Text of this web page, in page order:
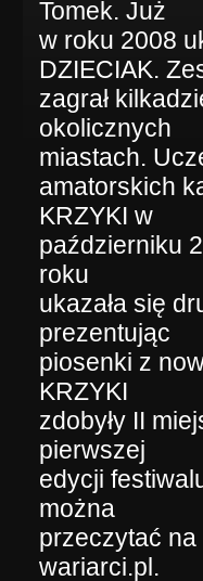
Tomek. Już
w roku 2008
DZIECIAK.
zagrał
okolicznych
miastach.
amatorskich
KRZYKI w
październiku
roku
ukazała się
prezentując
piosenki z
KRZYKI
zdobyły II
pierwszej
edycji
można
przeczytać
wariarci.pl.